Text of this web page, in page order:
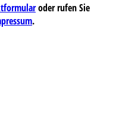
oder rufen Sie
.